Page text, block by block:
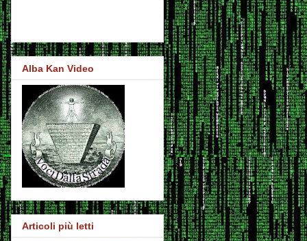
Alba Kan Video
Articoli più letti